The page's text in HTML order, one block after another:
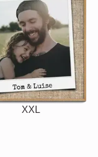
XXL